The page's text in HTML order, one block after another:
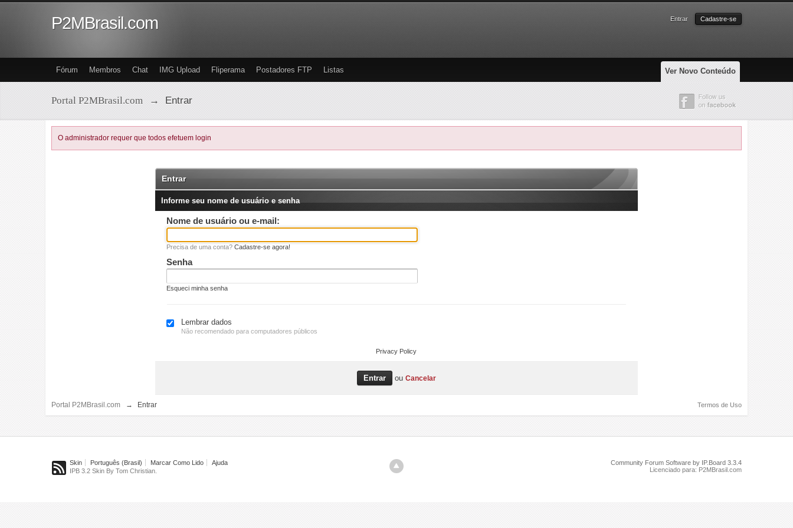
P2MBrasil.com Entrar Cadastre-se
Ver Novo Conteúdo
Fórum Membros Chat IMG Upload Fliperama Postadores FTP Listas
Portal P2MBrasil.com → Entrar
O administrador requer que todos efetuem login
Entrar
Informe seu nome de usuário e senha
Nome de usuário ou e-mail:
Precisa de uma conta? Cadastre-se agora!
Senha
Esqueci minha senha
Lembrar dados
Não recomendado para computadores públicos
Privacy Policy
ou Cancelar
Portal P2MBrasil.com → Entrar Termos de Uso
Skin Português (Brasil) Marcar Como Lido
Ajuda
IPB 3.2 Skin By Tom Christian.
Community Forum Software by IP.Board 3.3.4
Licenciado para: P2MBrasil.com